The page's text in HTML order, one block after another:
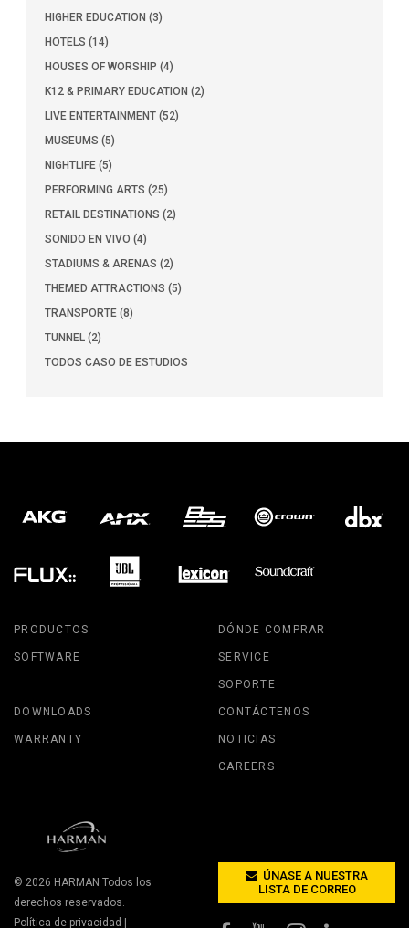
HIGHER EDUCATION (3)
HOTELS (14)
HOUSES OF WORSHIP (4)
K12 & PRIMARY EDUCATION (2)
LIVE ENTERTAINMENT (52)
MUSEUMS (5)
NIGHTLIFE (5)
PERFORMING ARTS (25)
RETAIL DESTINATIONS (2)
SONIDO EN VIVO (4)
STADIUMS & ARENAS (2)
THEMED ATTRACTIONS (5)
TRANSPORTE (8)
TUNNEL (2)
TODOS CASO DE ESTUDIOS
PRODUCTOS
SOFTWARE
DÓNDE COMPRAR
SERVICE
SOPORTE
DOWNLOADS
WARRANTY
CONTÁCTENOS
NOTICIAS
CAREERS
© 2026 HARMAN Todos los
derechos reservados.
Política de privacidad |
ÚNASE A NUESTRA
LISTA DE CORREO